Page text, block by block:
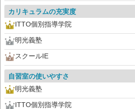
カリキュラムの充実度
ITTO個別指導学院
明光義塾
スクールIE
自習室の使いやすさ
明光義塾
ITTO個別指導学院